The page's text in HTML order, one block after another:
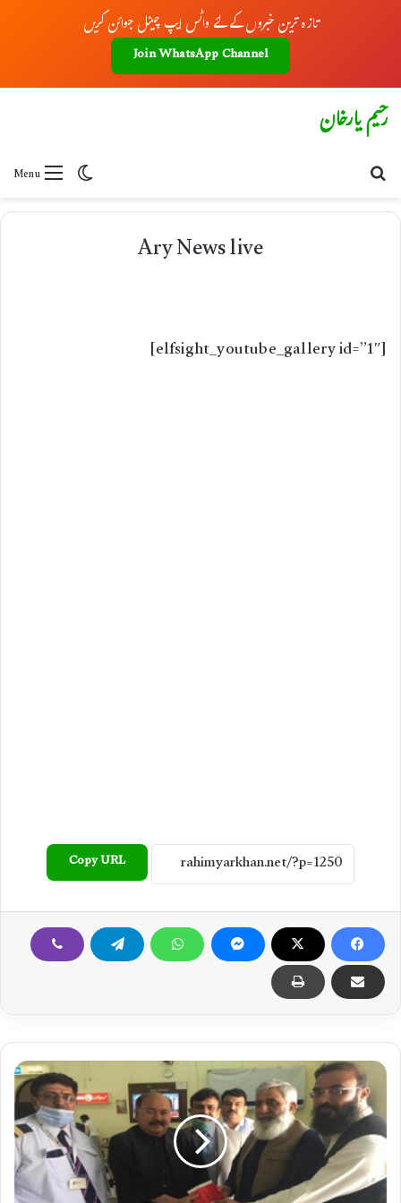
تازہ ترین خبروں کے لئے واٹس ایپ چینل جوائن کریں
Join WhatsApp Channel
Menu
Switch skin
رحیم یارخان
Ary News live
[elfsight_youtube_gallery id=”1″]
Copy URL
ر
ی
م
یار